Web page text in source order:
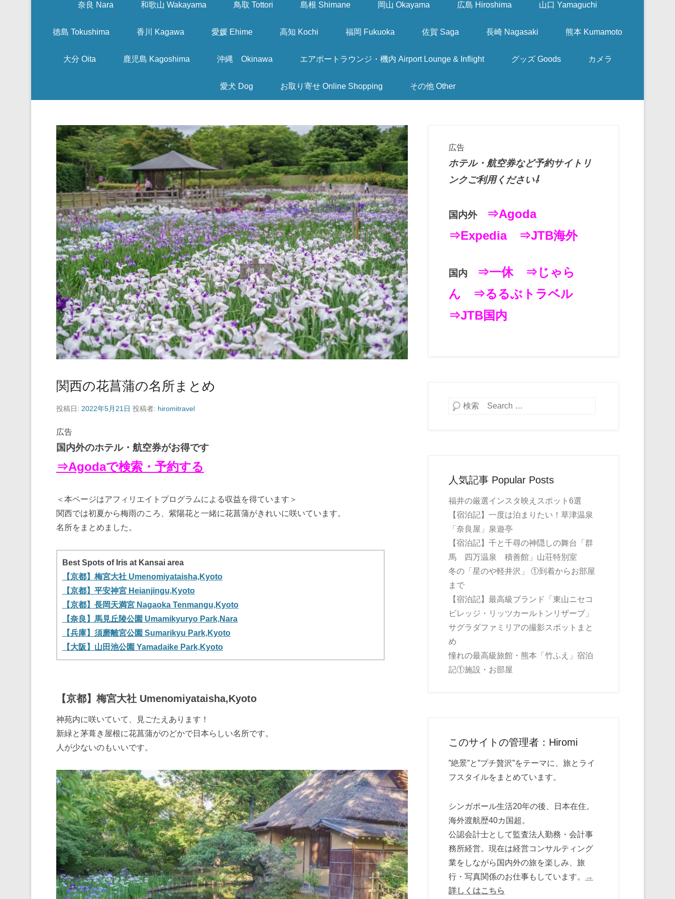
奈良 Nara 和歌山 Wakayama 鳥取 Tottori 島根 Shimane 岡山 Okayama 広島 Hiroshima 山口 Yamaguchi
徳島 Tokushima 香川 Kagawa 愛媛 Ehime 高知 Kochi 福岡 Fukuoka 佐賀 Saga 長崎 Nagasaki 熊本 Kumamoto
大分 Oita 鹿児島 Kagoshima 沖縄 Okinawa エアポートラウンジ・機内 Airport Lounge & Inflight グッズ Goods カメラ
愛犬 Dog お取り寄せ Online Shopping その他 Other
関西の花菖蒲の名所まとめ
投稿日: 2022年5月21日 投稿者: hiromitravel
広告
国内外のホテル・航空券がお得です
⇒Agodaで検索・予約する
＜本ページはアフィリエイトプログラムによる収益を得ています＞
関西では初夏から梅雨のころ、紫陽花と一緒に花菖蒲がきれいに咲いています。
名所をまとめました。
Best Spots of Iris at Kansai area
【京都】梅宮大社 Umenomiyataisha,Kyoto
【京都】平安神宮 Heianjingu,Kyoto
【京都】長岡天満宮 Nagaoka Tenmangu,Kyoto
【奈良】馬見丘陵公園 Umamikyuryo Park,Nara
【兵庫】須磨離宮公園 Sumarikyu Park,Kyoto
【大阪】山田池公園 Yamadaike Park,Kyoto
【京都】梅宮大社 Umenomiyataisha,Kyoto
神苑内に咲いていて、見ごたえあります！
新緑と茅葺き屋根に花菖蒲がのどかで日本らしい名所です。
人が少ないのもいいです。
広告
ホテル・航空券など予約サイトリ
ンクご利用ください⇩
国内外
⇒Agoda
⇒Expedia
⇒JTB海外
国内 ⇒一休
⇒じゃら
ん
⇒るるぶトラベル
⇒JTB国内
検索
人気記事 Popular Posts
福井の厳選インスタ映えスポット6選
【宿泊記】一度は泊まりたい！草津温泉
「奈良屋」泉遊亭
【宿泊記】千と千尋の神隠しの舞台「群
馬 四万温泉 積善館」山荘特別室
冬の「星のや軽井沢」 ①到着からお部屋
まで
【宿泊記】最高級ブランド「東山ニセコ
ビレッジ・リッツカールトンリザーブ」
サグラダファミリアの撮影スポットまと
め
憧れの最高級旅館・熊本「竹ふえ」宿泊
記①施設・お部屋
このサイトの管理者：Hiromi
”絶景”と”プチ贅沢”をテーマに、旅とライ
フスタイルをまとめています。
シンガポール生活20年の後、日本在住。
海外渡航歴40カ国超。
公認会計士として監査法人勤務・会計事
務所経営。現在は経営コンサルティング
業をしながら国内外の旅を楽しみ、旅
行・写真関係のお仕事もしています。
→
詳しくはこちら